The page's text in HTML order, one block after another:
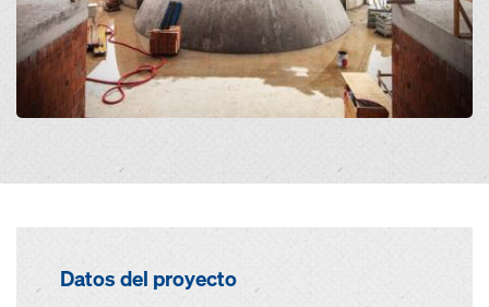
Datos del proyecto